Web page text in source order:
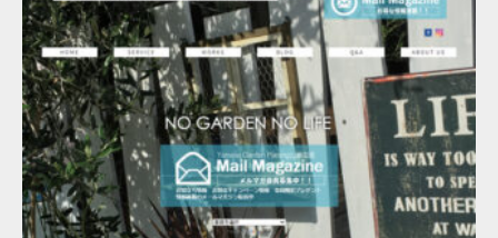
詳しく HP
お客様の声